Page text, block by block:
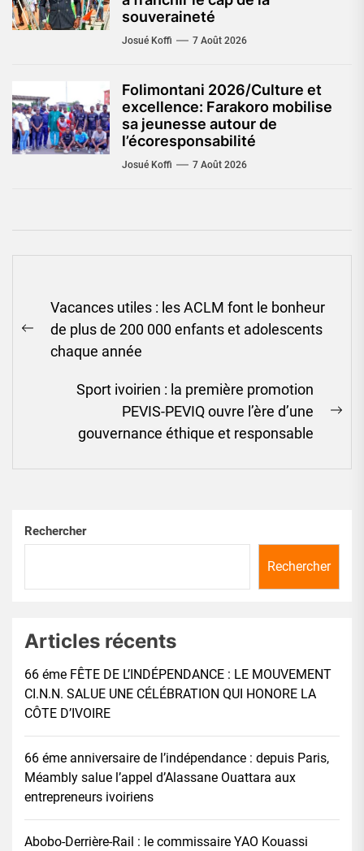
souveraineté
Josué Koffi 7 Août 2026
Folimontani 2026/Culture et
excellence: Farakoro mobilise
sa jeunesse autour de
l’écoresponsabilité
Josué Koffi 7 Août 2026
de
l’article
Previous
post:
Vacances utiles : les ACLM font le bonheur
de plus de 200 000 enfants et adolescents
chaque année
Sport ivoirien : la première promotion
PEVIS-PEVIQ ouvre l’ère d’une
gouvernance éthique et responsable
Rechercher
Rechercher
Articles récents
66 éme FÊTE DE L’INDÉPENDANCE : LE MOUVEMENT
CI.N.N. SALUE UNE CÉLÉBRATION QUI HONORE LA
CÔTE D’IVOIRE
66 éme anniversaire de l’indépendance : depuis Paris,
Méambly salue l’appel d’Alassane Ouattara aux
entrepreneurs ivoiriens
Abobo-Derrière-Rail : le commissaire YAO Kouassi